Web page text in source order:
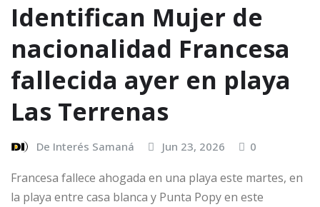
Identifican Mujer de
nacionalidad Francesa
fallecida ayer en playa
Las Terrenas
De Interés Samaná Jun 23, 2026 0
Francesa fallece ahogada en una playa este martes, en
la playa entre casa blanca y Punta Popy en este